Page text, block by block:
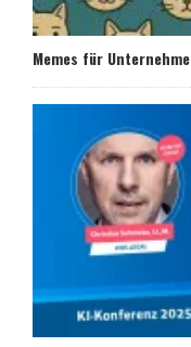
Memes für